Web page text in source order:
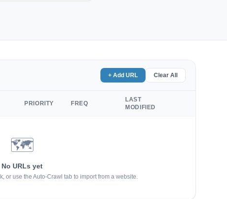
+ Add URL Clear All
PRIORITY FREQ
LAST
MODIFIED
🗺
No URLs yet
or use the Auto-Crawl tab to import from a website.